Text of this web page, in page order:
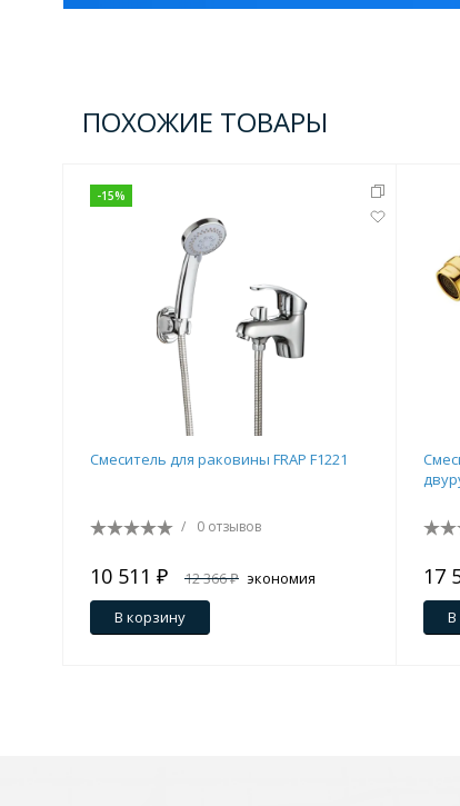
ПОХОЖИЕ ТОВАРЫ
-15%
Смеситель для раковины FRAP F1221
/ 0 отзывов
10 511 ₽ 12 366 ₽ экономия
1 855 ₽
В корзину
17
В